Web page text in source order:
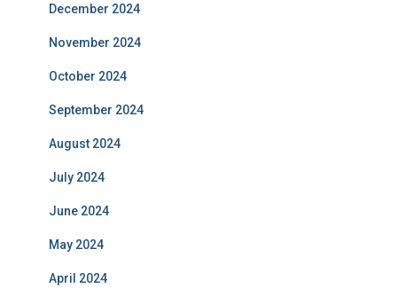
December 2024
November 2024
October 2024
September 2024
August 2024
July 2024
June 2024
May 2024
April 2024